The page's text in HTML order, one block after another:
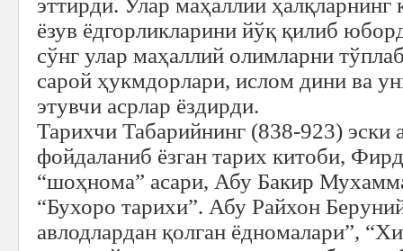
эттирди. Улар маҳаллий ҳалқларнинг
ёзув ёдгорликларини йўқ қилиб
сўнг улар маҳаллий олимларни
сарой ҳукмдорлари, ислом дини ва
этувчи асрлар ёздирди.
Тарихчи Табарийнинг (838-923) эски
фойдаланиб ёзган тарих китоби,
“шоҳнома” асари, Абу Бакир
“Бухоро тарихи”. Абу Райхон
авлодлардан қолган ёдномалари”,